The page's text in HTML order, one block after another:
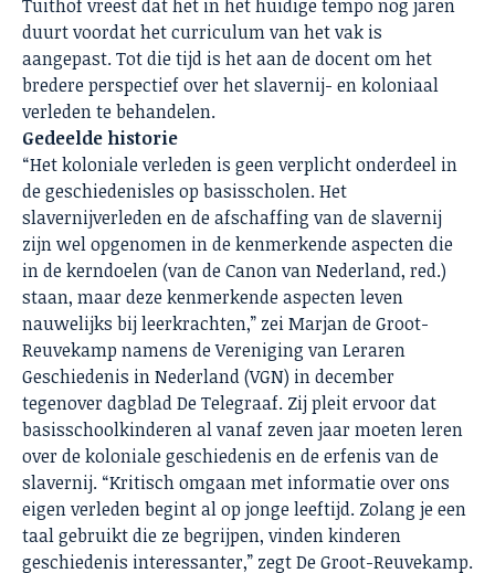
Tuithof vreest dat het in het huidige tempo nog jaren
duurt voordat het curriculum van het vak is
aangepast. Tot die tijd is het aan de docent om het
bredere perspectief over het slavernij- en koloniaal
verleden te behandelen.
Gedeelde historie
“Het koloniale verleden is geen verplicht onderdeel in
de geschiedenisles op basisscholen. Het
slavernijverleden en de afschaffing van de slavernij
zijn wel opgenomen in de kenmerkende aspecten die
in de kerndoelen (van de Canon van Nederland, red.)
staan, maar deze kenmerkende aspecten leven
nauwelijks bij leerkrachten,” zei Marjan de Groot-
Reuvekamp namens de Vereniging van Leraren
Geschiedenis in Nederland (VGN) in december
tegenover dagblad De Telegraaf. Zij pleit ervoor dat
basisschoolkinderen al vanaf zeven jaar moeten leren
over de koloniale geschiedenis en de erfenis van de
slavernij. “Kritisch omgaan met informatie over ons
eigen verleden begint al op jonge leeftijd. Zolang je een
taal gebruikt die ze begrijpen, vinden kinderen
geschiedenis interessanter,” zegt De Groot-Reuvekamp.